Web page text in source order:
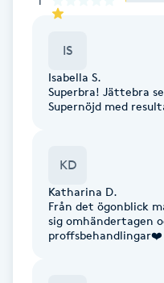
Hot Stone Massage
Hot yoga
Hudföryngring
Hudvård
Hyaluronsyra
IS
Isabella S.
Superbra! Jättebra
Supernöjd med
KD
Katharina D.
Från det ögonblick
sig omhändertagen
proffsbehandlingar❤️